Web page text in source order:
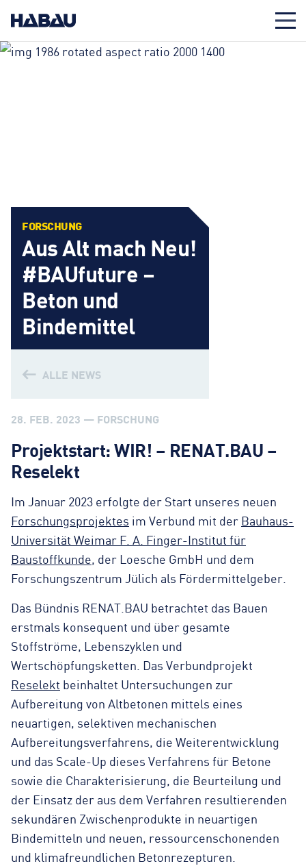
FORSCHUNG
Aus Alt mach Neu!
#BAUfuture –
Beton und
Bindemittel
ALLE NEWS
28. FEB. 2023 — FORSCHUNG
Projektstart: WIR! – RENAT.BAU –
Reselekt
Im Januar 2023 erfolgte der Start unseres neuen
Forschungsprojektes im Verbund mit derBauhaus-
Universität Weimar F. A. Finger-Institut für
Baustoffkunde, der Loesche GmbH und dem
Forschungszentrum Jülich als Fördermittelgeber.
Das Bündnis RENAT.BAU betrachtet das Bauen
erstmals konsequent und über gesamte
Stoffströme, Lebenszyklen und
Wertschöpfungsketten. Das Verbundprojekt
Reselekt beinhaltet Untersuchungen zur
Aufbereitung von Altbetonen mittels eines
neuartigen, selektiven mechanischen
Aufbereitungsverfahrens, die Weiterentwicklung
und das Scale-Up dieses Verfahrens für Betone
sowie die Charakterisierung, die Beurteilung und
der Einsatz der aus dem Verfahren resultierenden
sekundären Zwischenprodukte in neuartigen
Bindemitteln und neuen, ressourcenschonenden
und klimafreundlichen Betonrezepturen.